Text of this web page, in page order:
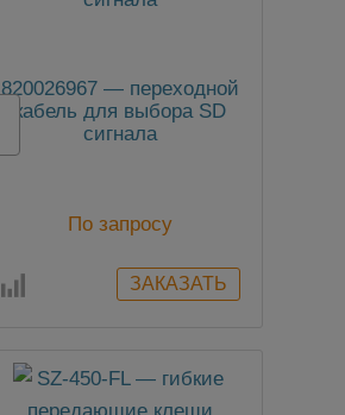
820026967 — переходной
кабель для выбора SD
сигнала
По запросу